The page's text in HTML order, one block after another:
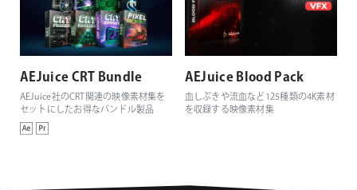
AEJuice CRT Bundle
AEJuice社のCRT関連の映像素材集を
セットにしたお得なバンドル製品
AEJuice Blood Pack
血しぶきや流血など125種類の4K素材
を収録する映像素材集